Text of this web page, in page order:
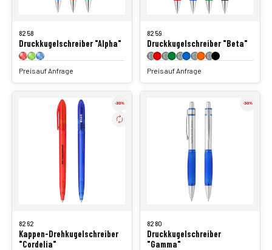
8258
Druckkugelschreiber "Alpha"
Preis auf Anfrage
8259
Druckkugelschreiber "Beta"
Preis auf Anfrage
8262
Kappen-Drehkugelschreiber
"Cordelia"
8280
Druckkugelschreiber
"Gamma"